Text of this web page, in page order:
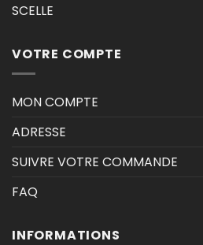
SCELLE
VOTRE COMPTE
MON COMPTE
ADRESSE
SUIVRE VOTRE COMMANDE
FAQ
INFORMATIONS